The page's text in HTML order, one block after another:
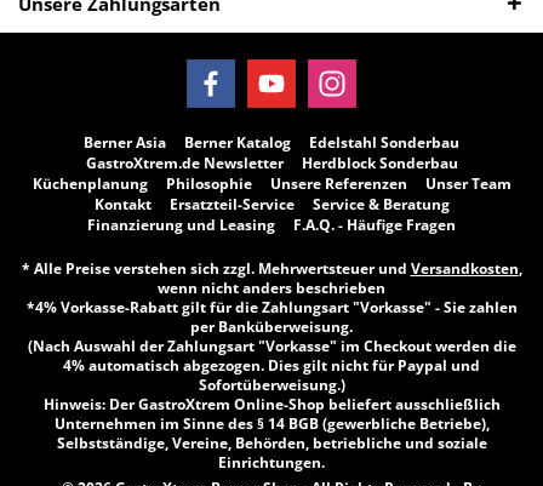
Berner Asia Berner Katalog
Edelstahl Sonderbau
GastroXtrem.de Newsletter
Herdblock Sonderbau
Küchenplanung
Philosophie Unsere Referenzen
Unser Team
Kontakt
Ersatzteil-Service
Service & Beratung
Finanzierung und Leasing
F.A.Q. - Häufige Fragen
* Alle Preise verstehen sich zzgl. Mehrwertsteuer und Versandkosten,
wenn nicht anders beschrieben
*4% Vorkasse-Rabatt gilt für die Zahlungsart "Vorkasse" - Sie zahlen
per Banküberweisung.
(Nach Auswahl der Zahlungsart "Vorkasse" im Checkout werden die
4% automatisch abgezogen. Dies gilt nicht für Paypal und
Sofortüberweisung.)
Hinweis: Der GastroXtrem Online-Shop beliefert ausschließlich
Unternehmen im Sinne des § 14 BGB (gewerbliche Betriebe),
Selbstständige, Vereine, Behörden, betriebliche und soziale
Einrichtungen.